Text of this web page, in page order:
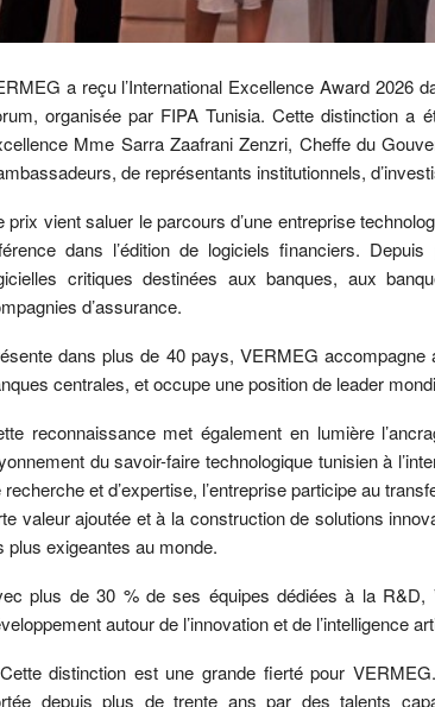
a reçu l’International Excellence Award 2026
organisée par FIPA Tunisia. Cette distinction a
Mme Sarra Zaafrani Zenzri, Cheffe du
de représentants institutionnels,
prix vient saluer le parcours d’une entreprise
dans l’édition de logiciels financiers.
critiques destinées aux banques, aux
d’assurance.
dans plus de 40 pays, VERMEG accompagne
centrales, et occupe une position de leader
reconnaissance met également en lumière
du savoir-faire technologique tunisien à
recherche et d’expertise, l’entreprise participe au
valeur ajoutée et à la construction de solutions
plus exigeantes au monde.
plus de 30 % de ses équipes dédiées à la R&D,
autour de l’innovation et de l’intelligence
distinction est une grande fierté pour
depuis plus de trente ans par des talents